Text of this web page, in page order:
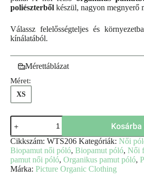
poliészterből készül, nagyon megnyerő
Válassz felelősségteljes és
kínálatából.
Mérettáblázat
Méret:
XS
Cikkszám: WTS206 Kategóriák: Női
Biopamut női póló, Biopamut póló, Női
pamut női póló, Organikus pamut póló,
Márka: Picture Organic Clothing